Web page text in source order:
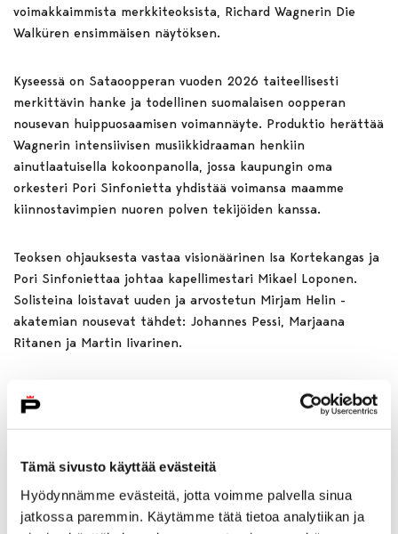
Tämä sivusto käyttää evästeitä
Hyödynnämme evästeitä, jotta voimme palvella sinua
jatkossa paremmin. Käytämme tätä tietoa analytiikan ja
voimakkaimmista merkkiteoksista, Richard Wagnerin Die
Walküren ensimmäisen näytöksen.
Kyseessä on Sataoopperan vuoden 2026 taiteellisesti
merkittävin hanke ja todellinen suomalaisen oopperan
nousevan huippuosaamisen voimannäyte. Produktio herättää
Wagnerin intensiivisen musiikkidraaman henkiin
ainutlaatuisella kokoonpanolla, jossa kaupungin oma
orkesteri Pori Sinfonietta yhdistää voimansa maamme
kiinnostavimpien nuoren polven tekijöiden kanssa.
Teoksen ohjauksesta vastaa visionäärinen Isa Kortekangas ja
Pori Sinfoniettaa johtaa kapellimestari Mikael Loponen.
Solisteina loistavat uuden ja arvostetun Mirjam Helin -
akatemian nousevat tähdet: Johannes Pessi, Marjaana
Ritanen ja Martin Iivarinen.
Die Walküre (Valkyyria) on teos, jonka ensimmäinen näytös
muodostaa jo itsenäisenä kokonaisuutena huikean,
tiivistunnelmaisen ja musiikillisesti pakahduttavan draaman.
Wagnerin mestariteosta!
· Ohjaus: Isa Kortekangas